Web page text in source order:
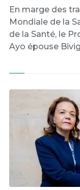
En marge des
Mondiale de la
de la Santé, le
Ayo épouse